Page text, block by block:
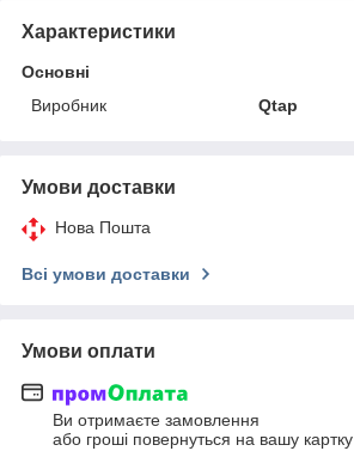
Характеристики
Основні
Виробник
Qtap
Умови доставки
Нова Пошта
Всі умови доставки
Умови оплати
Ви отримаєте замовлення
або гроші повернуться на вашу картку